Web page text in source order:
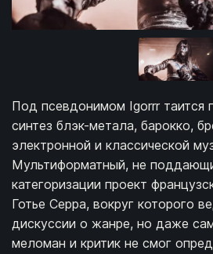
Под псевдонимом Igorrr таится
синтез блэк-метала, барокко,
электронной и классической
Мультиформатный, не
категоризации проект
Готье Серра, вокруг которого
дискуссии о жанре, но даже
меломан и критик не смог